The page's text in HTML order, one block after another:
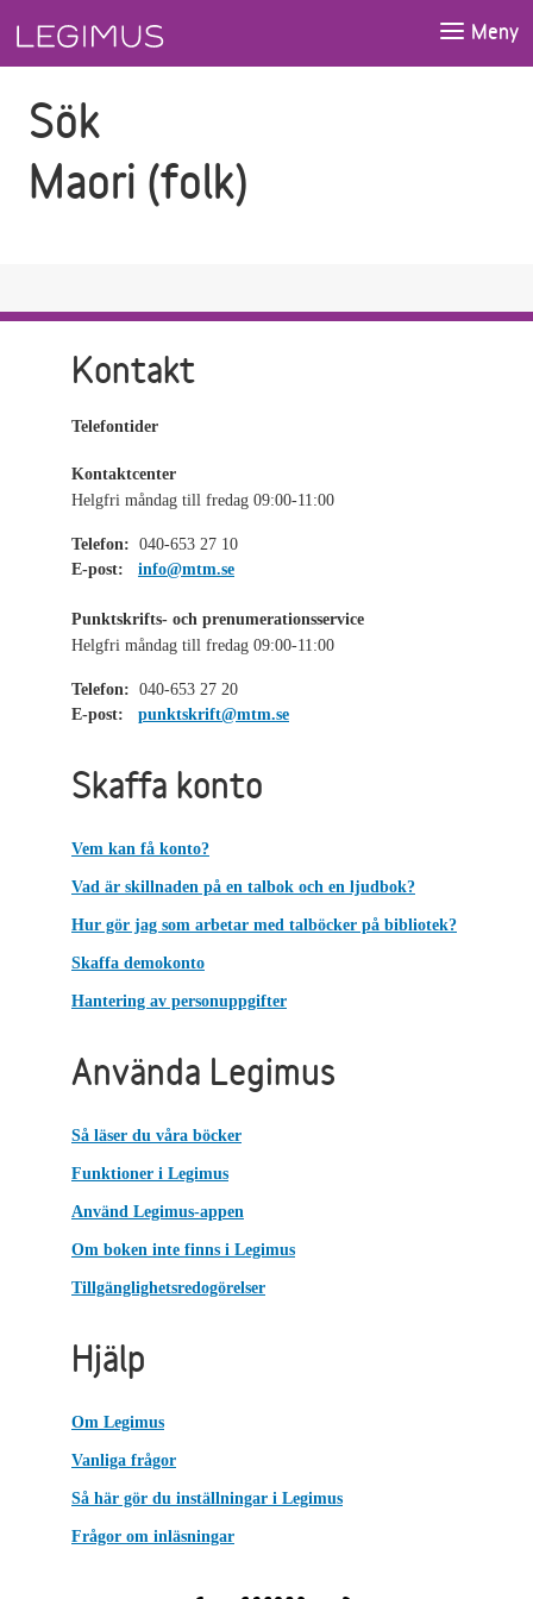
Meny
Sök
Maori (folk)
Kontakt
Telefontider
Kontaktcenter
Helgfri måndag till fredag 09:00-11:00
Telefon: 040-653 27 10
E-post:
info@mtm.se
Punktskrifts- och prenumerationsservice
Helgfri måndag till fredag 09:00-11:00
Telefon: 040-653 27 20
E-post:
punktskrift@mtm.se
Skaffa konto
Vem kan få konto?
Vad är skillnaden på en talbok och en ljudbok?
Hur gör jag som arbetar med talböcker på bibliotek?
Skaffa demokonto
Hantering av personuppgifter
Använda Legimus
Så läser du våra böcker
Funktioner i Legimus
Använd Legimus-appen
Om boken inte finns i Legimus
Tillgänglighetsredogörelser
Hjälp
Om Legimus
Vanliga frågor
Så här gör du inställningar i Legimus
Frågor om inläsningar